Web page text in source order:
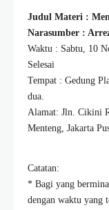
Judul Materi :
Narasumber :
Waktu : Sabtu, 10
Selesai
Tempat : Gedung
dua.
Alamat: Jln. Cikini
Menteng, Jakarta
Catatan:
* Bagi yang
dengan waktu yang